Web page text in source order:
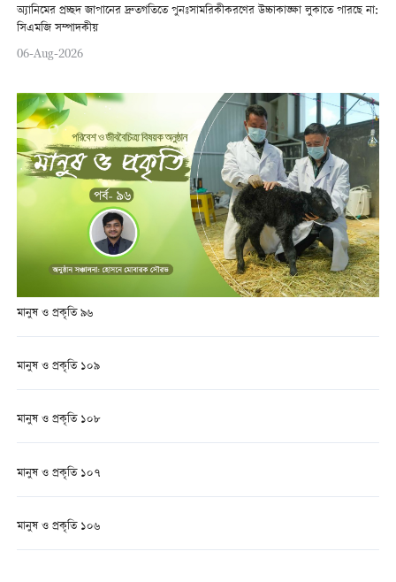
অ্যানিমের প্রচ্ছদ জাপানের দ্রুতগতিতে পুনঃসামরিকীকরণের উচ্চাকাঙ্ক্ষা লুকাতে পারছে না:
সিএমজি সম্পাদকীয়
06-Aug-2026
মানুষ ও প্রকৃতি ৯৬
মানুষ ও প্রকৃতি ১০৯
মানুষ ও প্রকৃতি ১০৮
মানুষ ও প্রকৃতি ১০৭
মানুষ ও প্রকৃতি ১০৬